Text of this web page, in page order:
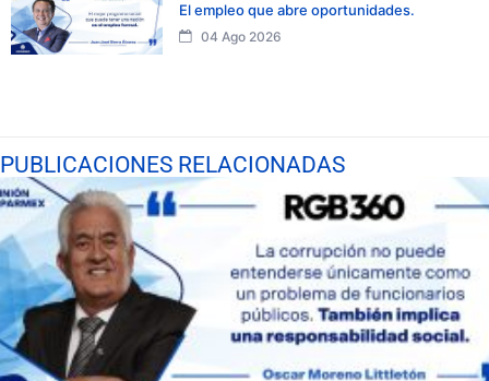
El empleo que abre oportunidades.
04 Ago 2026
PUBLICACIONES RELACIONADAS